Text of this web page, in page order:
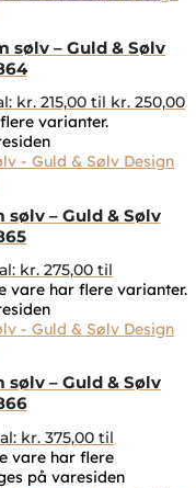
sølv – Guld & Sølv
kr. 215,00 til kr. 250,00
varianter.
– Guld & Sølv
kr. 275,00 til
vare har flere varianter.
– Guld & Sølv
kr. 375,00 til
vare har flere
på varesiden